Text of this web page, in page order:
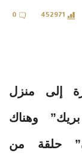
452971
0
إلى منزل
وهناك
حلقة من